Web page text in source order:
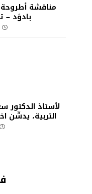
مناقشة أطروحة
بادؤد –
لأستاذ الدكتور
التربية، يدشّن